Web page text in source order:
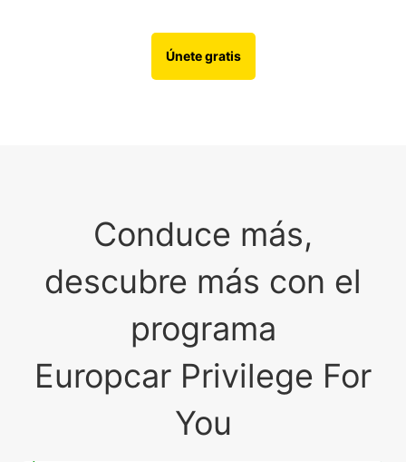
Únete gratis
Conduce más,
descubre más con el
programa
Europcar Privilege For
You